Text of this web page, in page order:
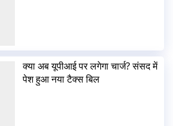
क्या अब यूपीआई पर लगेगा चार्ज? संसद में
पेश हुआ नया टैक्स बिल